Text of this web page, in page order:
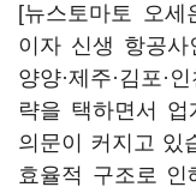
[뉴스토마토 오
이자 신생 항공
양양·제주·김포·
략을 택하면서
의문이 커지고 있
효율적 구조로 인